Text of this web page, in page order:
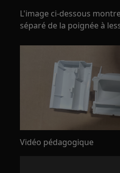
L'image ci-dessous
séparé de la poignée à
Vidéo pédagogique